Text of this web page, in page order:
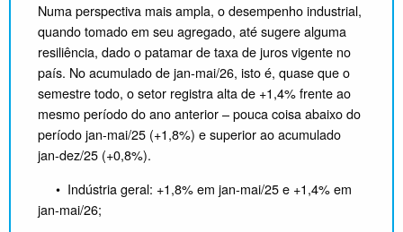
Numa perspectiva mais ampla, o desempenho industrial,
quando tomado em seu agregado, até sugere alguma
resiliência, dado o patamar de taxa de juros vigente no
país. No acumulado de jan-mai/26, isto é, quase que o
semestre todo, o setor registra alta de +1,4% frente ao
mesmo período do ano anterior – pouca coisa abaixo do
período jan-mai/25 (+1,8%) e superior ao acumulado
jan-dez/25 (+0,8%).
• Indústria geral: +1,8% em jan-mai/25 e +1,4% em
jan-mai/26;